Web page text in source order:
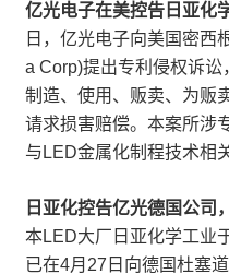
亿光电子在美控告日亚化
日，亿光电子向美国密西
a Corp)提出专利侵权诉讼
制造、使用、贩卖、为贩
请求损害赔偿。本案所涉
与LED金属化制程技术相关
日亚化控告亿光德国公司
本LED大厂日亚化学工业
已在4月27日向德国杜塞